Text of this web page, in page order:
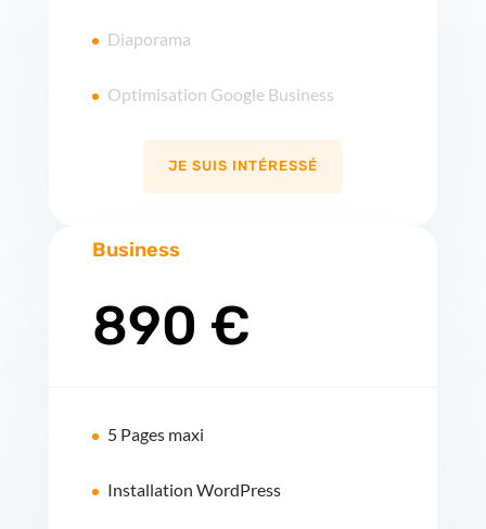
Diaporama
Optimisation Google Business
JE SUIS INTÉRESSÉ
Business
890 €
5 Pages maxi
Installation WordPress